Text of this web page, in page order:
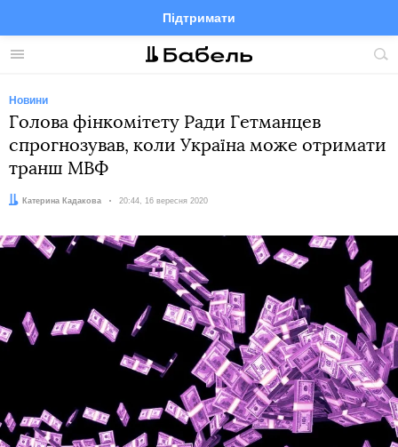
Меню
Підтримати
FacebookTelegramTwitter
Новини
Голова фінкомітету Ради Гетманцев
спрогнозував, коли Україна може отримати
транш МВФ
Автор:Катерина Кадакова Дата:
20:44, 16 вересня 2020